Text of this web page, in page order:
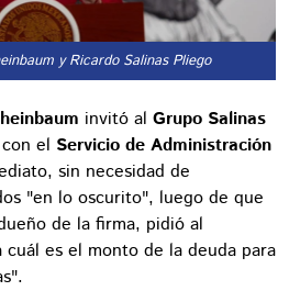
y Ricardo Salinas Pliego
invitó al Grupo Salinas
con el Servicio de Administración
sin necesidad de
"en lo oscurito", luego de que
de la firma, pidió al
es el monto de la deuda para